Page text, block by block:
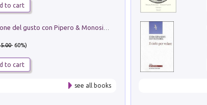
to cart
- 60%)
to cart
see all books